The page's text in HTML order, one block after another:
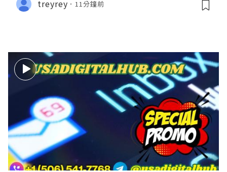
treyrey 11分鐘前